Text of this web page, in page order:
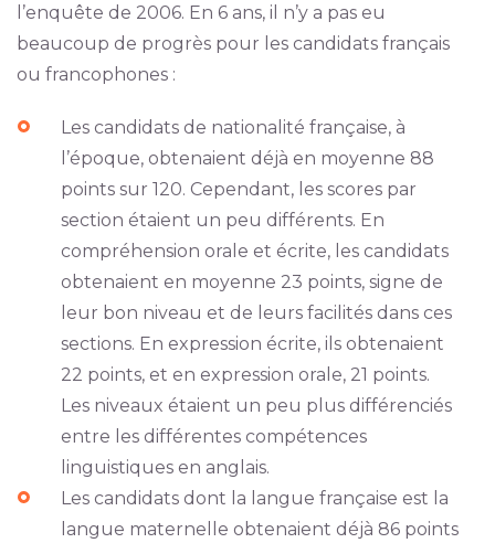
l’enquête de 2006. En 6 ans, il n’y a pas eu
beaucoup de progrès pour les candidats français
ou francophones :
Les candidats de nationalité française, à
l’époque, obtenaient déjà en moyenne 88
points sur 120. Cependant, les scores par
section étaient un peu différents. En
compréhension orale et écrite, les candidats
obtenaient en moyenne 23 points, signe de
leur bon niveau et de leurs facilités dans ces
sections. En expression écrite, ils obtenaient
22 points, et en expression orale, 21 points.
Les niveaux étaient un peu plus différenciés
entre les différentes compétences
linguistiques en anglais.
Les candidats dont la langue française est la
langue maternelle obtenaient déjà 86 points